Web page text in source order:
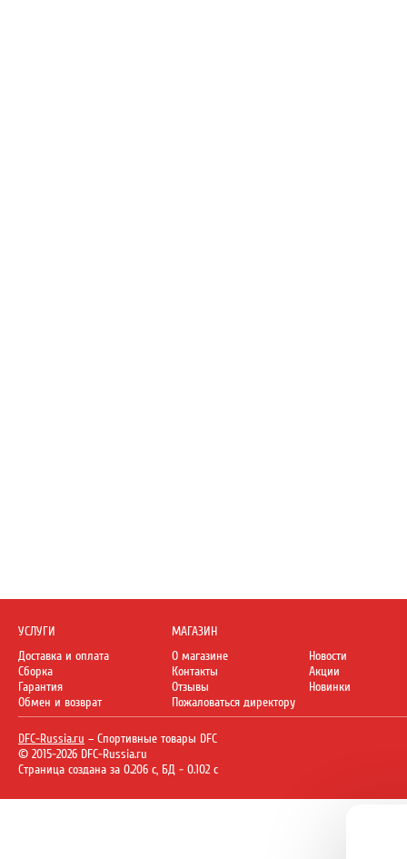
УСЛУГИ
Доставка и оплата
Сборка
Гарантия
Обмен и возврат
МАГАЗИН
О магазине
Контакты
Отзывы
Пожаловаться директору
Новости
Акции
Новинки
DFC-Russia.ru – Спортивные товары DFC
© 2015-2026 DFC-Russia.ru
Страница создана за 0.206 с, БД - 0.102 с